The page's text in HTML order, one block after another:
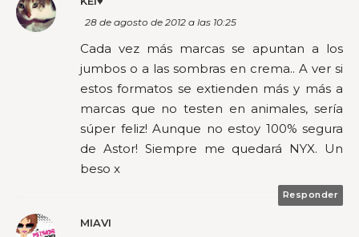
28 de agosto de 2012 a las 10:25
Cada vez más marcas se apuntan a los
jumbos o a las sombras en crema.. A ver si
estos formatos se extienden más y más a
marcas que no testen en animales, sería
súper feliz! Aunque no estoy 100% segura
de Astor! Siempre me quedará NYX. Un
beso x
Responder
MIAVI